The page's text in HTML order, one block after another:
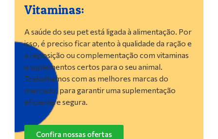
Vitaminas:
A saúde do seu pet está ligada à alimentação. Por
isso, é preciso ficar atento à qualidade da ração e
a reposição ou complementação com vitaminas
e suplementos certos para o seu animal.
Trabalhamos com as melhores marcas do
mercado, para garantir uma suplementação
eficiente e segura.
Confira nossas ofertas